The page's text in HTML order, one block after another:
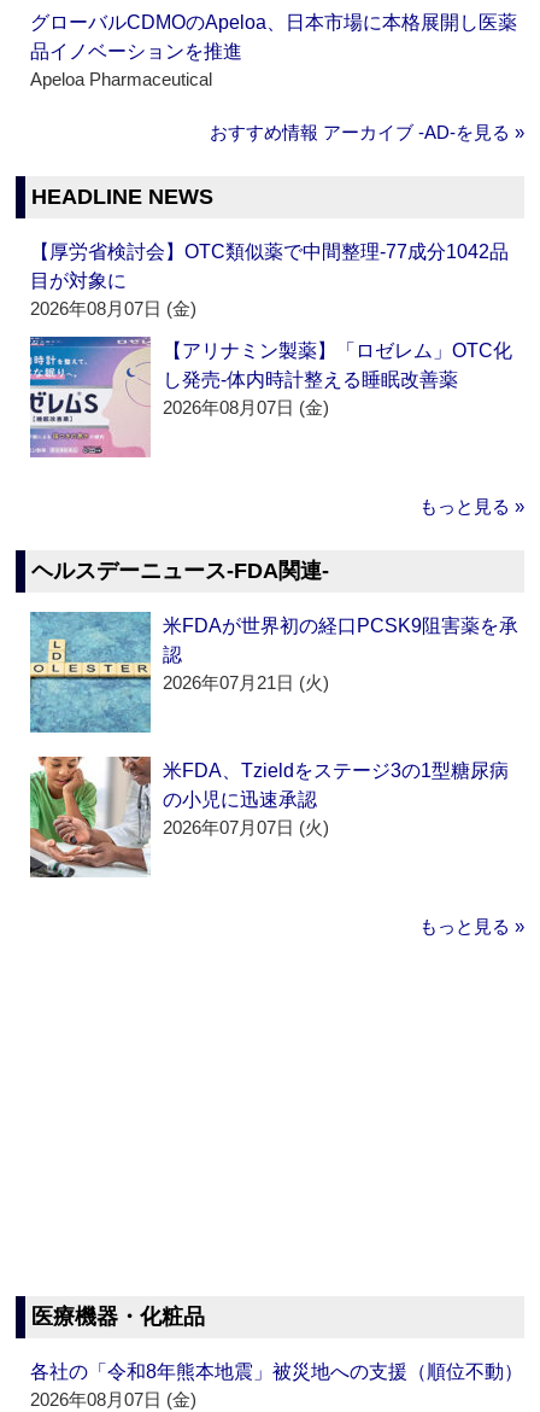
グローバルCDMOのApeloa、日本市場に本格展開し医薬
品イノベーションを推進
Apeloa Pharmaceutical
おすすめ情報 アーカイブ ‐AD‐を見る »
HEADLINE NEWS
【厚労省検討会】OTC類似薬で中間整理‐77成分1042品
目が対象に
2026年08月07日 (金)
【アリナミン製薬】「ロゼレム」OTC化
し発売‐体内時計整える睡眠改善薬
2026年08月07日 (金)
もっと見る »
ヘルスデーニュース‐FDA関連‐
米FDAが世界初の経口PCSK9阻害薬を承
認
2026年07月21日 (火)
米FDA、Tzieldをステージ3の1型糖尿病
の小児に迅速承認
2026年07月07日 (火)
もっと見る »
医療機器・化粧品
各社の「令和8年熊本地震」被災地への支援（順位不動）
2026年08月07日 (金)